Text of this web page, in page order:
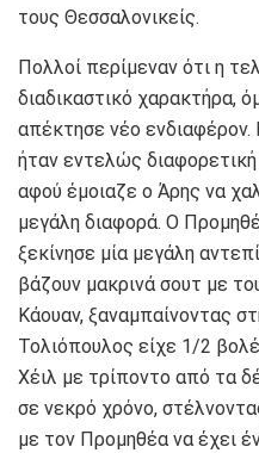
τους Θεσσαλονικείς.
Πολλοί περίμεναν ότι η
διαδικαστικό χαρακτήρα,
απέκτησε νέο
ήταν εντελώς
αφού έμοιαζε ο Άρης να
μεγάλη διαφορά. Ο
ξεκίνησε μία μεγάλη
βάζουν μακρινά σουτ με
Κάουαν, ξαναμπαίνοντας
Τολιόπουλος είχε 1/2
Χέιλ με τρίποντο από τα
σε νεκρό χρόνο,
με τον Προμηθέα να έχει